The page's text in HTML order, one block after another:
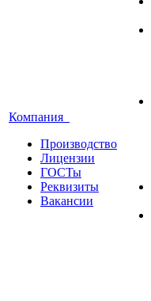
Компания
Производство
Лицензии
ГОСТы
Реквизиты
Вакансии